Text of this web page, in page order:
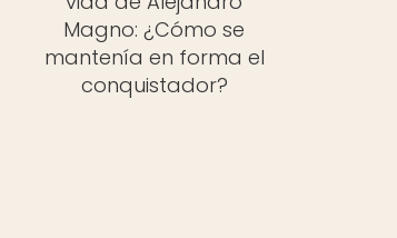
Magno: ¿Cómo se
mantenía en forma el
conquistador?